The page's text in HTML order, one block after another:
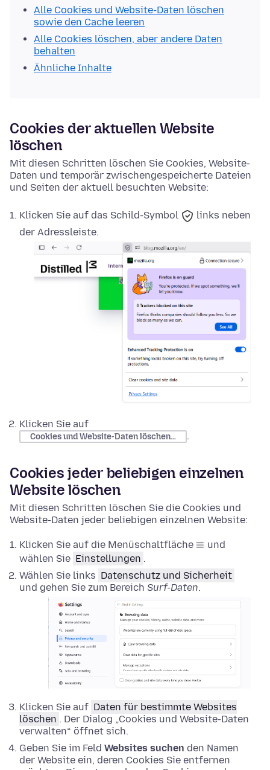
Alle Cookies und Website-Daten löschen
sowie den Cache leeren
Alle Cookies löschen, aber andere Daten
behalten
Ähnliche Inhalte
Cookies der aktuellen Website
löschen
Mit diesen Schritten löschen Sie Cookies, Website-
Daten und temporär zwischengespeicherte Dateien
und Seiten der aktuell besuchten Website:
Klicken Sie auf das Schild-Symbol
links neben
der Adressleiste.
Klicken Sie auf
Cookies und Website-Daten löschen… .
Cookies jeder beliebigen einzelnen
Website löschen
Mit diesen Schritten löschen Sie die Cookies und
Website-Daten jeder beliebigen einzelnen Website:
Klicken Sie auf die Menüschaltfläche
und
wählen Sie Einstellungen .
Wählen Sie links Datenschutz und Sicherheit
und gehen Sie zum Bereich Surf-Daten.
Klicken Sie auf Daten für bestimmte Websites
löschen . Der Dialog „Cookies und Website-Daten
verwalten“ öffnet sich.
Geben Sie im Feld Websites suchen den Namen
der Website ein, deren Cookies Sie entfernen